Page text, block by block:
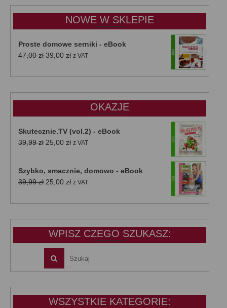
do
50,00 zł
NOWE W SKLEPIE
Proste domowe serniki - eBook
47,00zł Pierwotna
wynosiła:
39,00 złAktualna
wynosi:
z VAT
OKAZJE
Skutecznie.TV (vol.2) - eBook
39,99zł Pierwotna
39,99 zł.
25,00 złAktualna
25,00 zł.
z VAT
Szybko, smacznie, domowo - eBook
39,99zł Pierwotna
wynosiła:
25,00 złAktualna
wynosi:
z VAT
WPISZ CZEGO SZUKASZ:
WSZYSTKIE KATEGORIE: